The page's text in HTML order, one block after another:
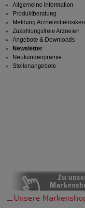
Allgemeine Information
Produktberatung
Meldung Arzneimittelrisiken
Zuzahlungsfreie Arzneien
Angebote & Downloads
Newsletter
Neukundenprämie
Stellenangebote